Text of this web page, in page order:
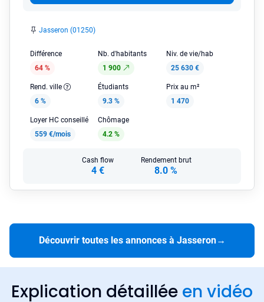
Jasseron (01250)
Différence
64 %
Nb. d'habitants
1 900
Niv. de vie/hab
25 630 €
Rend. ville
6 %
Étudiants
9.3 %
Prix au m²
1 470
Loyer HC conseillé
559 €/mois
Chômage
4.2 %
Cash flow
4 €
Rendement brut
8.0 %
Découvrir toutes les annonces à Jasseron→
Explication détaillée en vidéo